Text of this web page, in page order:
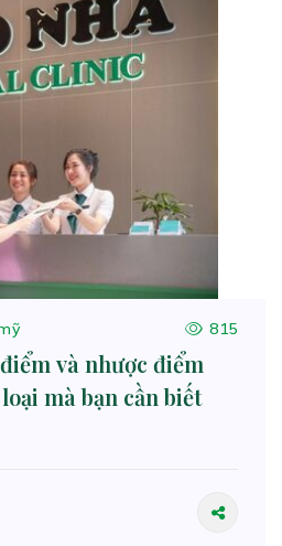
815
và nhược điểm
mà bạn cần biết